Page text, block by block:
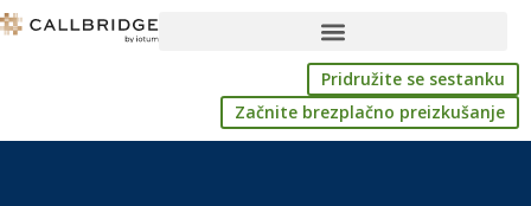
Preskoči
na
Pridružite se sestanku
Začnite brezplačno preizkušanje